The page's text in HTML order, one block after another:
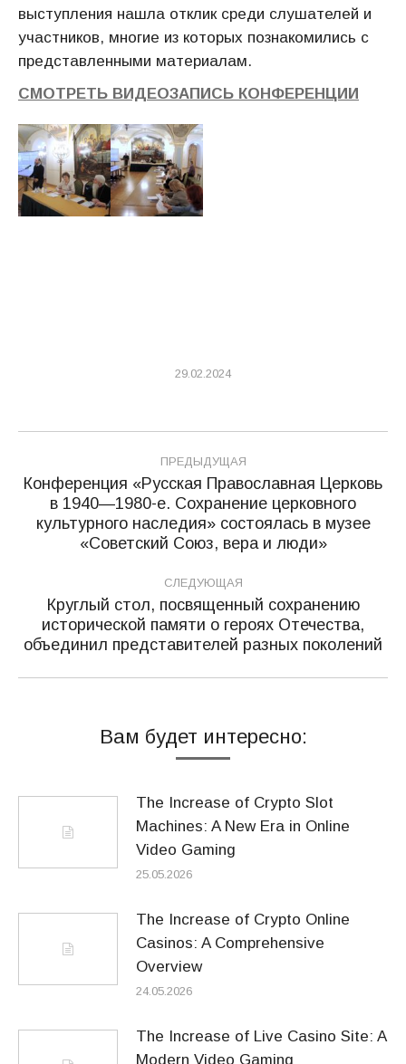
выступления нашла отклик среди слушателей и
участников, многие из которых познакомились с
представленными материалам.
СМОТРЕТЬ ВИДЕОЗАПИСЬ КОНФЕРЕНЦИИ
29.02.2024
Навигация
по
записям
ПРЕДЫДУЩАЯ
Предыдущая
запись:
Конференция «Русская Православная Церковь
в 1940—1980-е. Сохранение церковного
культурного наследия» состоялась в музее
«Советский Союз, вера и люди»
СЛЕДУЮЩАЯ
Следующая
запись:
Круглый стол, посвященный сохранению
исторической памяти о героях Отечества,
объединил представителей разных поколений
Вам будет интересно:
The Increase of Crypto Slot
Machines: A New Era in Online
Video Gaming
25.05.2026
The Increase of Crypto Online
Casinos: A Comprehensive
Overview
24.05.2026
The Increase of Live Casino Site: A
Modern Video Gaming